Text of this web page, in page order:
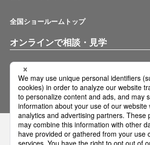
全国ショールームトップ
オンラインで相談・見学
バーチャルショールーム
オンライン相談サービス
Panasonicの住まい・くらし SNS